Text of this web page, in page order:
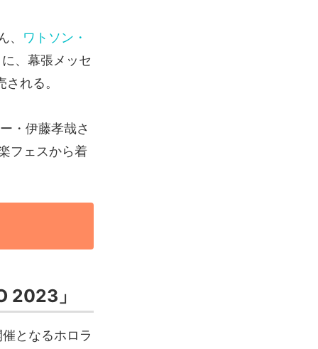
、 ワトソン・
、幕張メッセ
れる。
・伊藤孝哉さ
フェスから着
2023」
となるホロラ